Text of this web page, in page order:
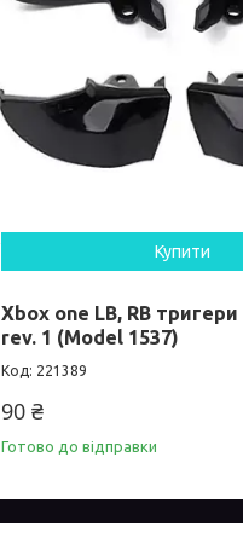
Купити
Xbox one LB, RB
rev. 1 (Model 1537)
221389
90 ₴
Готово до відправки